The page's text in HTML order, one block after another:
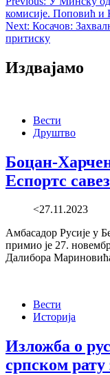
navigation
комисије. Поповић и
Next: Косачов:
притиску
Издвајамо
Вести
Друштво
Боцан-
Еспортс
<27.11.2023
Амбасадор Русије у
примио је 27.
Далибора
Вести
Историја
Изложба о
српском рату